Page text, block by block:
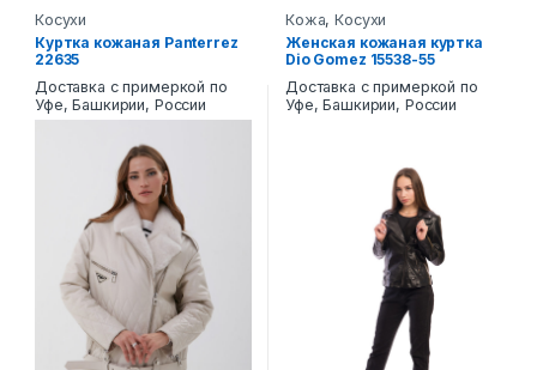
Косухи
Куртка кожаная Panterrez
22635
Доставка с примеркой по
Уфе, Башкирии, России
Кожа,Косухи
Женская кожаная куртка
Dio Gomez 15538-55
Доставка с примеркой по
Уфе, Башкирии, России